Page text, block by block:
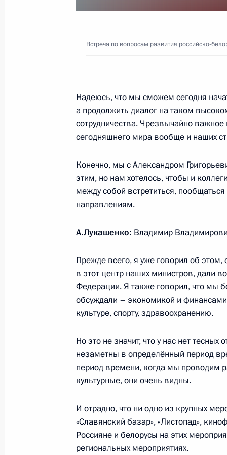
15 февраля 2019 года, 17:00
Встреча по вопросам развития
гуманитарных связей
Владимиру Ковтуну присвоено
14 февраля 2019 года, четверг
Посещение арены «Ледяной куб»
14 февраля 2019 года, 23:55 Сочи
Посещение спортивно-
14 февраля 2019 года, 21:30 Сочи
Неформальная встреча глав
14 февраля 2019 года, 19:40 Сочи
Встреча по вопросам развития российско-
Надеюсь, что мы сможем сегодня
а продолжить диалог на таком
сотрудничества. Чрезвычайно
сегодняшнего мира вообще и наших
Конечно, мы с Александром
этим, но нам хотелось, чтобы и
между собой встретиться,
направлениям.
А.Лукашенко: Владимир
Прежде всего, я уже говорил об
в этот центр наших министров, дали
Федерации. Я также говорил, что мы
обсуждали – экономикой и
культуре, спорту, здравоохранению.
Но это не значит, что у нас нет
незаметны в определённый период
период времени, когда мы проводим
культурные, они очень видны.
И отрадно, что ни одно из крупных
«Славянский базар», «Листопад»,
Россияне и белорусы на этих
региональных мероприятиях.